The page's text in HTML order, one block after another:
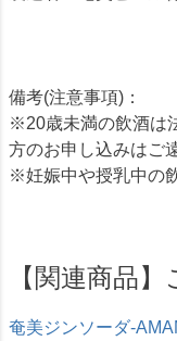
備考(注意事項)：
※20歳未満の飲酒は
方のお申し込みはご
※妊娠中や授乳中の
【関連商品
奄美ジンソーダ-